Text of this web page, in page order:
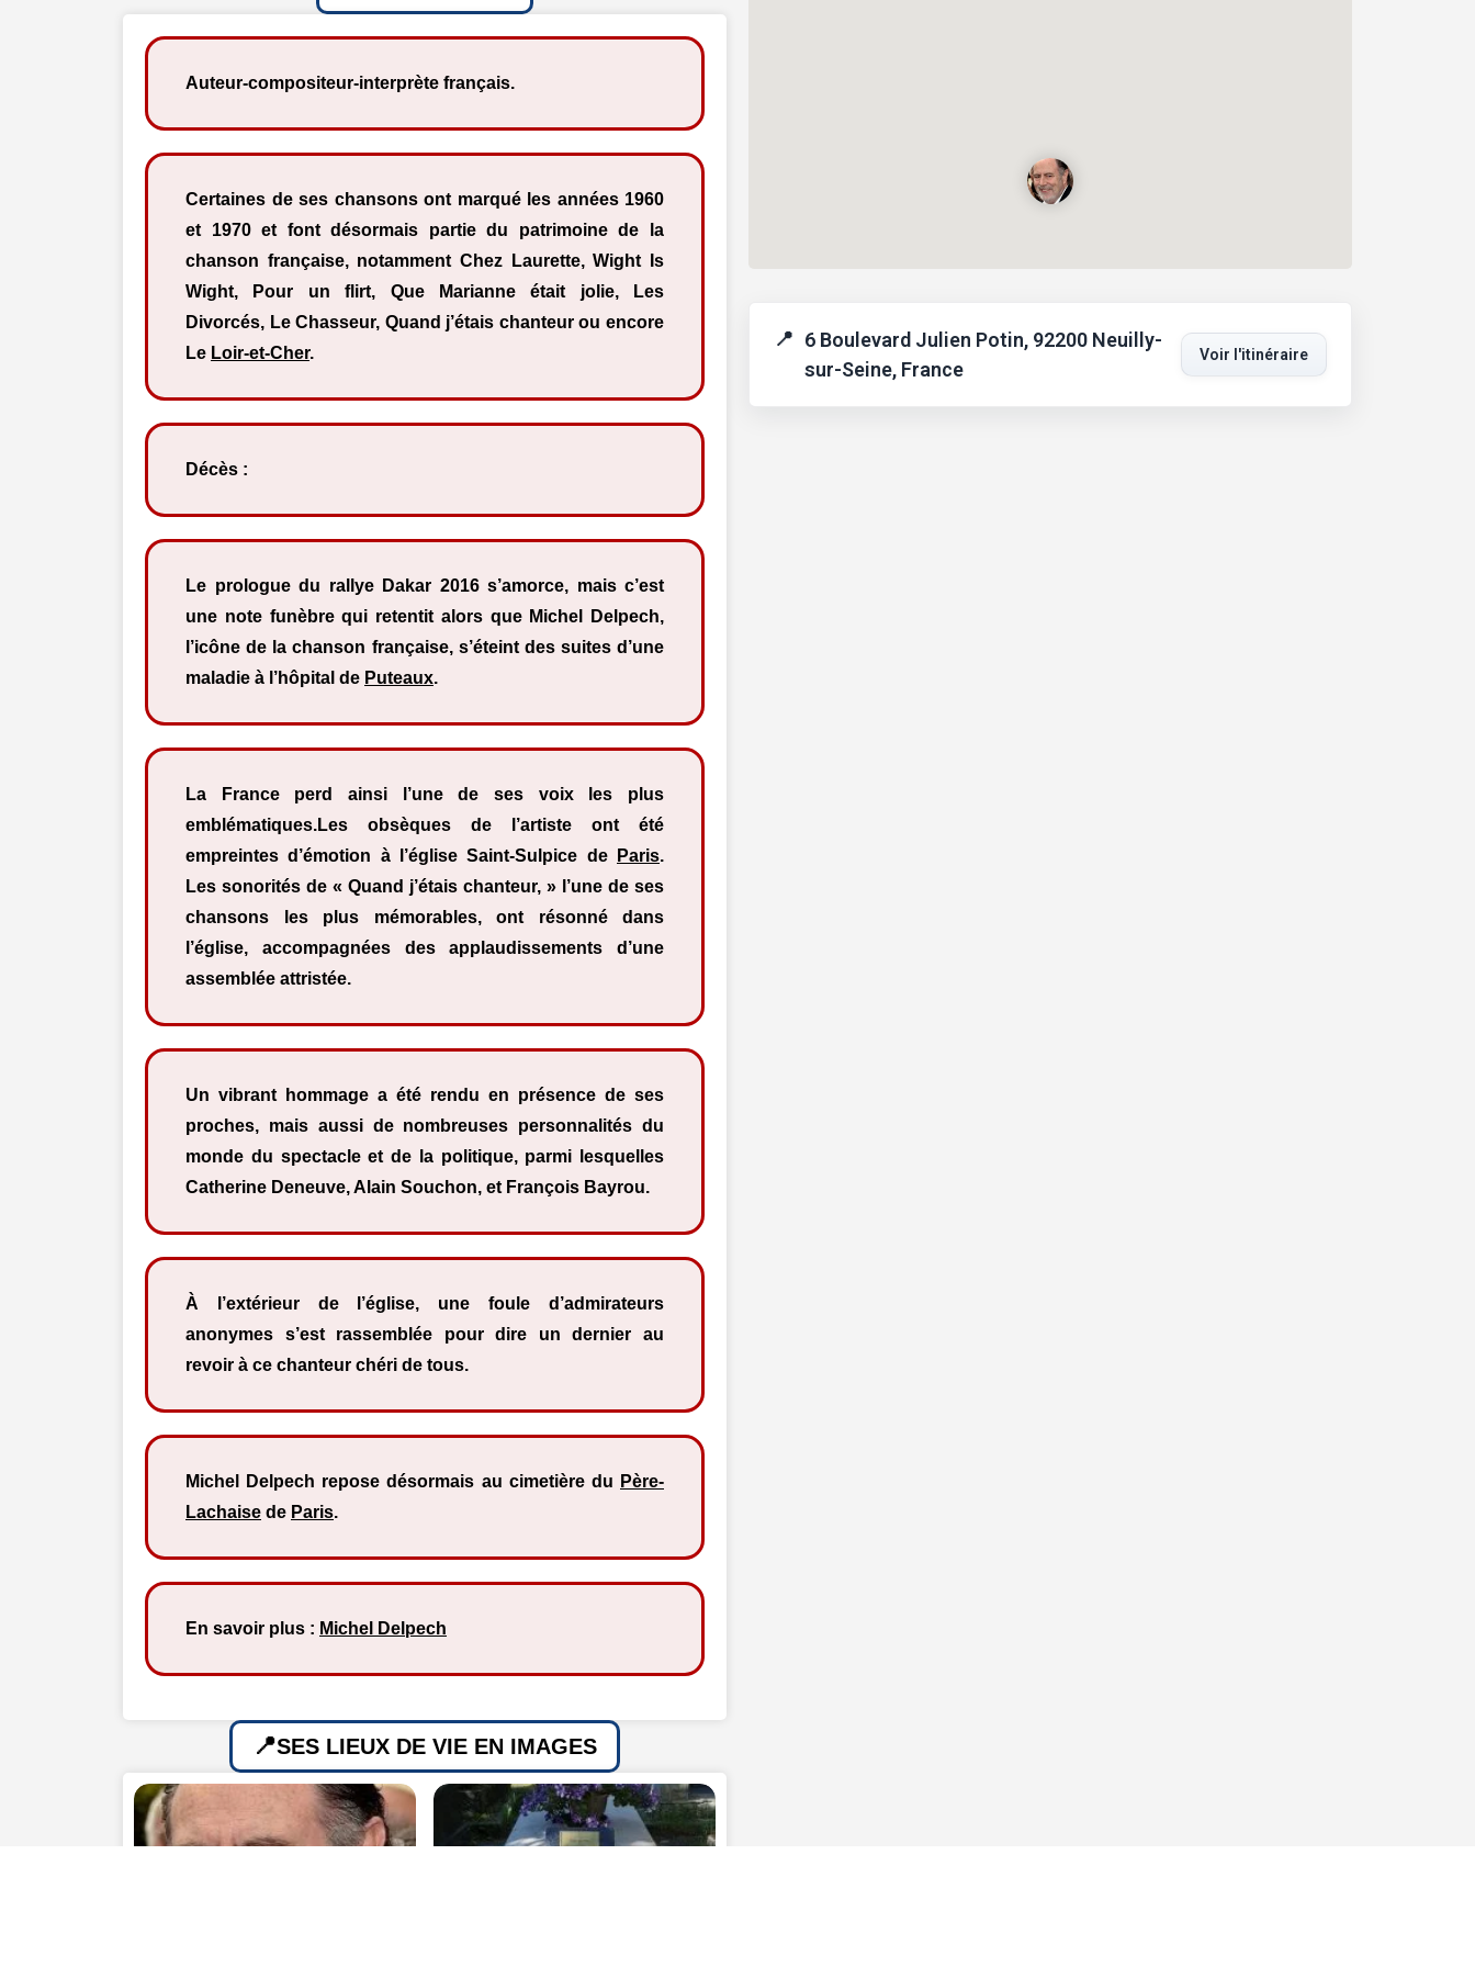
Auteur-compositeur-interprète français.
Certaines de ses chansons ont marqué les années 1960
et 1970 et font désormais partie du patrimoine de la
chanson française, notamment Chez Laurette, Wight Is
Wight, Pour un flirt, Que Marianne était jolie, Les
Divorcés, Le Chasseur, Quand j’étais chanteur ou encore
Le Loir-et-Cher.
Décès :
Le prologue du rallye Dakar 2016 s’amorce, mais c’est
une note funèbre qui retentit alors que Michel Delpech,
l’icône de la chanson française, s’éteint des suites d’une
maladie à l’hôpital de Puteaux.
La France perd ainsi l’une de ses voix les plus
emblématiques.Les obsèques de l’artiste ont été
empreintes d’émotion à l’église Saint-Sulpice de
Paris.
Les sonorités de « Quand j’étais chanteur, » l’une de ses
chansons les plus mémorables, ont résonné dans
l’église, accompagnées des applaudissements d’une
assemblée attristée.
Un vibrant hommage a été rendu en présence de ses
proches, mais aussi de nombreuses personnalités du
monde du spectacle et de la politique, parmi lesquelles
Catherine Deneuve, Alain Souchon, et François Bayrou.
À l’extérieur de l’église, une foule d’admirateurs
anonymes s’est rassemblée pour dire un dernier au
revoir à ce chanteur chéri de tous.
Michel Delpech repose désormais au cimetière du Père-
Lachaise de Paris.
En savoir plus : Michel Delpech
SES LIEUX DE VIE EN IMAGES
6 Boulevard Julien Potin, 92200 Neuilly-
sur-Seine, France
Voir l'itinéraire